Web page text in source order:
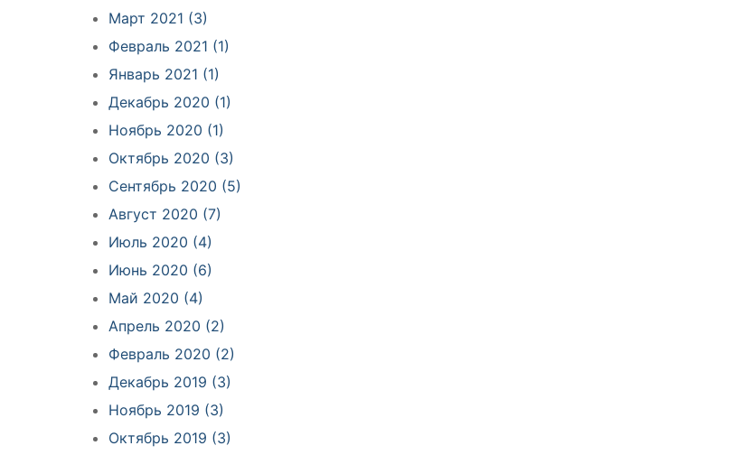
Март 2021 (3)
Февраль 2021 (1)
Январь 2021 (1)
Декабрь 2020 (1)
Ноябрь 2020 (1)
Октябрь 2020 (3)
Сентябрь 2020 (5)
Август 2020 (7)
Июль 2020 (4)
Июнь 2020 (6)
Май 2020 (4)
Апрель 2020 (2)
Февраль 2020 (2)
Декабрь 2019 (3)
Ноябрь 2019 (3)
Октябрь 2019 (3)